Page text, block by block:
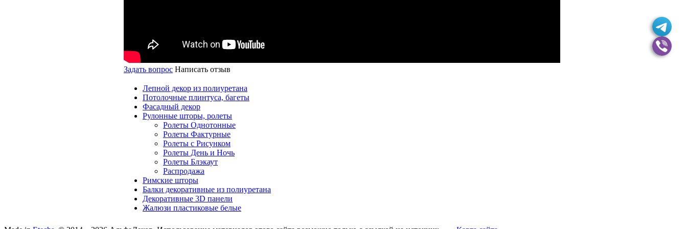
Задать вопрос Написать отзыв
Лепной декор из полиуретана
Потолочные плинтуса, багеты
Фасадный декор
Рулонные шторы, ролеты
Ролеты Однотонные
Ролеты Фактурные
Ролеты с Рисунком
Ролеты День и Ночь
Ролеты Блэкаут
Распродажа
Римские шторы
Балки декоративные из полиуретана
Декоративные 3D панели
Жалюзи пластиковые белые